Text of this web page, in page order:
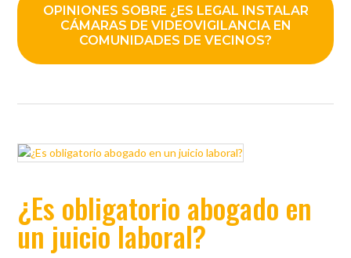
OPINIONES SOBRE ¿ES LEGAL INSTALAR
CÁMARAS DE VIDEOVIGILANCIA EN
COMUNIDADES DE VECINOS?
¿Es obligatorio abogado en
un juicio laboral?